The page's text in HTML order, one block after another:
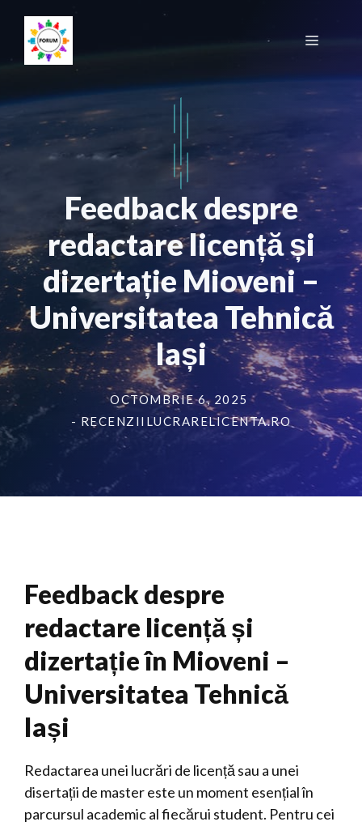
conținut
Meniu
Feedback despre
redactare licență și
dizertație Mioveni –
Universitatea Tehnică
Iași
OCTOMBRIE 6, 2025
- RECENZIILUCRARELICENTA.RO
Feedback despre
redactare licență și
dizertație în Mioveni –
Universitatea Tehnică
Iași
Redactarea unei lucrări de licență sau a unei
disertații de master este un moment esențial în
parcursul academic al fiecărui student. Pentru cei